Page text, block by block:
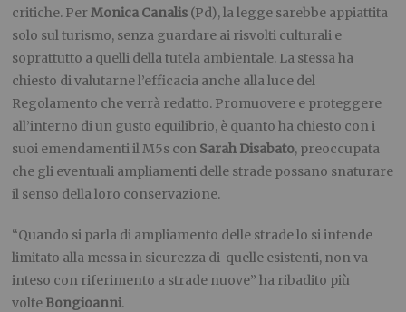
critiche. PerMonica Canalis (Pd), la legge sarebbe appiattita
solo sul turismo, senza guardare ai risvolti culturali e
soprattutto a quelli della tutela ambientale. La stessa ha
chiesto di valutarne l’efficacia anche alla luce del
Regolamento che verrà redatto. Promuovere e proteggere
all’interno di un gusto equilibrio, è quanto ha chiesto con i
suoi emendamenti il M5s con Sarah Disabato, preoccupata
che gli eventuali ampliamenti delle strade possano snaturare
il senso della loro conservazione.
“Quando si parla di ampliamento delle strade lo si intende
limitato alla messa in sicurezza di quelle esistenti, non va
inteso con riferimento a strade nuove” ha ribadito più
volte Bongioanni.